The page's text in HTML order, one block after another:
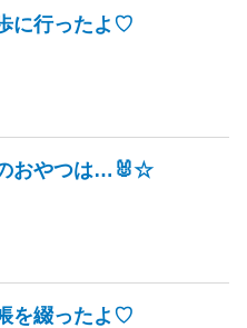
に行ったよ♡
おやつは…🐰☆
を綴ったよ♡